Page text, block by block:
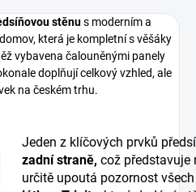
stěnus moderním a
která je kompletní s věšáky
vybavena čalouněnými panely
doplňují celkový vzhled, ale
na českém trhu.
Jeden z klíčových prvků
zadní straně, což
určitě upoutá pozornost